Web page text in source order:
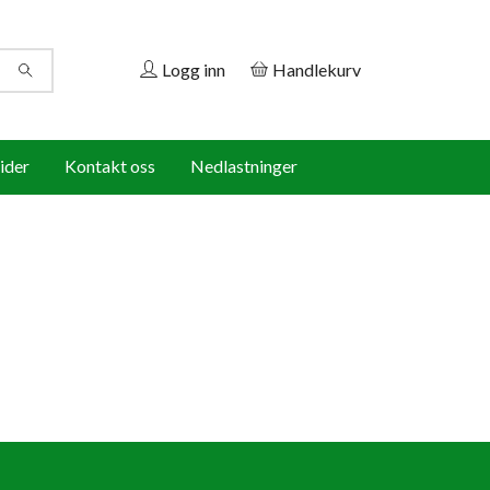
Logg inn Handlekurv
Kontakt oss Nedlastninger